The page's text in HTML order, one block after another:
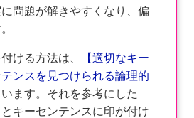
問題が解きやすくなり、偏
ける方法は、
【適切なキー
ンスを見つけられる論理的
ます。それを参考にした
キーセンテンスに印が付け